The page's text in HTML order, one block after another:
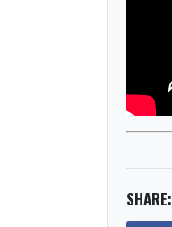
SHARE: